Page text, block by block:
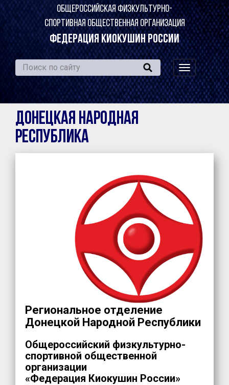
ОБЩЕРОССИЙСКАЯ ФИЗКУЛЬТУРНО-
СПОРТИВНАЯ ОБЩЕСТВЕННАЯ ОРГАНИЗАЦИЯ
ФЕДЕРАЦИЯ КИОКУШИН РОССИИ
навигация
по
сайту
Донецкая Народная
Республика
Региональное отделение
Донецкой Народной Республики
Общероссийский физкультурно-
спортивной общественной
организации
«Федерация Киокушин России»